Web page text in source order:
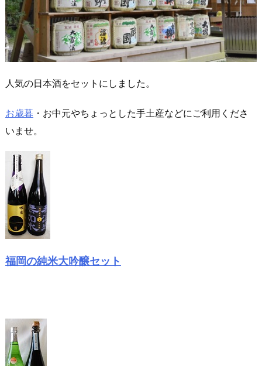
人気の日本酒をセットにしました。
お歳暮 ・お中元やちょっとした手土産などにご利用くださ
いませ。
福岡の純米大吟醸セット